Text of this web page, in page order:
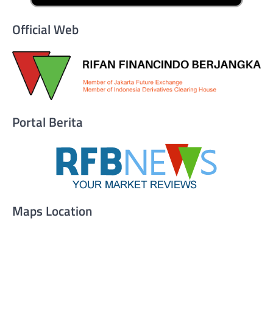
Official Web
Portal Berita
Maps Location